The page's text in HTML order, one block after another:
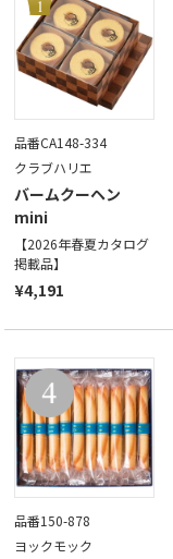
品番CA148-334
クラブハリエ
バームクーヘン
mini
【2026年春夏カタログ
掲載品】
¥4,191
品番150-878
ヨックモック